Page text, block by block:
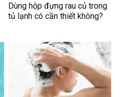
Dùng hộp đựng rau củ trong
tủ lạnh có cần thiết không?